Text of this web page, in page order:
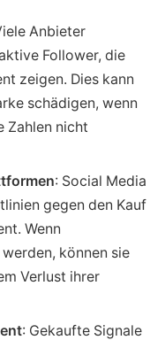
Anbieter
Follower, die
zeigen. Dies kann
schädigen, wenn
Zahlen nicht
: Social Media
gegen den Kauf
Wenn
können sie
Verlust ihrer
: Gekaufte Signale